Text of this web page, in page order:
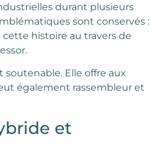
durant plusieurs
sont conservés :
cette histoire au travers de
Elle offre aux
également rassembleur et
et